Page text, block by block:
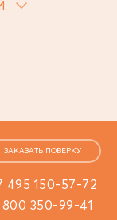
495 150-57-72
350-99-41
ЗАКАЗАТЬ ПОВЕРКУ